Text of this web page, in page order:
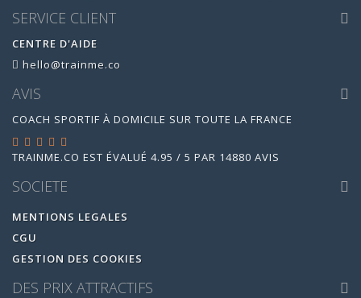
SERVICE CLIENT
CENTRE D'AIDE
hello@trainme.co
AVIS
COACH SPORTIF À DOMICILE SUR TOUTE LA FRANCE
TRAINME.CO EST ÉVALUÉ 4.95 / 5 PAR 14880 AVIS
SOCIETE
MENTIONS LEGALES
CGU
GESTION DES COOKIES
DES PRIX ATTRACTIFS